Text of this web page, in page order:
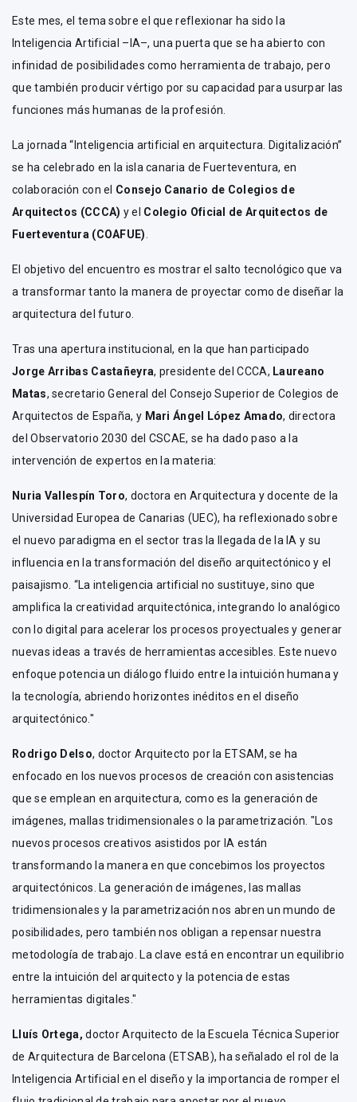
Este mes, el tema sobre el que reflexionar ha sido la
Inteligencia Artificial –IA–, una puerta que se ha abierto con
infinidad de posibilidades como herramienta de trabajo, pero
que también producir vértigo por su capacidad para usurpar las
funciones más humanas de la profesión.
La jornada “Inteligencia artificial en arquitectura. Digitalización”
se ha celebrado en la isla canaria de Fuerteventura, en
colaboración con el Consejo Canario de Colegios de
Arquitectos (CCCA) y el Colegio Oficial de Arquitectos de
Fuerteventura (COAFUE)
El objetivo del encuentro es mostrar el salto tecnológico que va
a transformar tanto la manera de proyectar como de diseñar la
arquitectura del futuro.
Tras una apertura institucional, en la que han participado
Jorge Arribas Castañeyra, presidente del CCCA, Laureano
Matas, secretario General del Consejo Superior de Colegios de
Arquitectos de España, y Mari Ángel López Amado, directora
del Observatorio 2030 del CSCAE, se ha dado paso a la
intervención de expertos en la materia:
Nuria Vallespín Toro, doctora en Arquitectura y docente de la
Universidad Europea de Canarias (UEC), ha reflexionado sobre
el nuevo paradigma en el sector tras la llegada de la IA y su
influencia en la transformación del diseño arquitectónico y el
paisajismo. “La inteligencia artificial no sustituye, sino que
amplifica la creatividad arquitectónica, integrando lo analógico
con lo digital para acelerar los procesos proyectuales y generar
nuevas ideas a través de herramientas accesibles. Este nuevo
enfoque potencia un diálogo fluido entre la intuición humana y
la tecnología, abriendo horizontes inéditos en el diseño
arquitectónico."
Rodrigo Delso, doctor Arquitecto por la ETSAM, se ha
enfocado en los nuevos procesos de creación con asistencias
que se emplean en arquitectura, como es la generación de
imágenes, mallas tridimensionales o la parametrización. "Los
nuevos procesos creativos asistidos por IA están
transformando la manera en que concebimos los proyectos
arquitectónicos. La generación de imágenes, las mallas
tridimensionales y la parametrización nos abren un mundo de
posibilidades, pero también nos obligan a repensar nuestra
metodología de trabajo. La clave está en encontrar un equilibrio
entre la intuición del arquitecto y la potencia de estas
herramientas digitales."
Lluís Ortega, doctor Arquitecto de la Escuela Técnica Superior
de Arquitectura de Barcelona (ETSAB), ha señalado el rol de la
Inteligencia Artificial en el diseño y la importancia de romper el